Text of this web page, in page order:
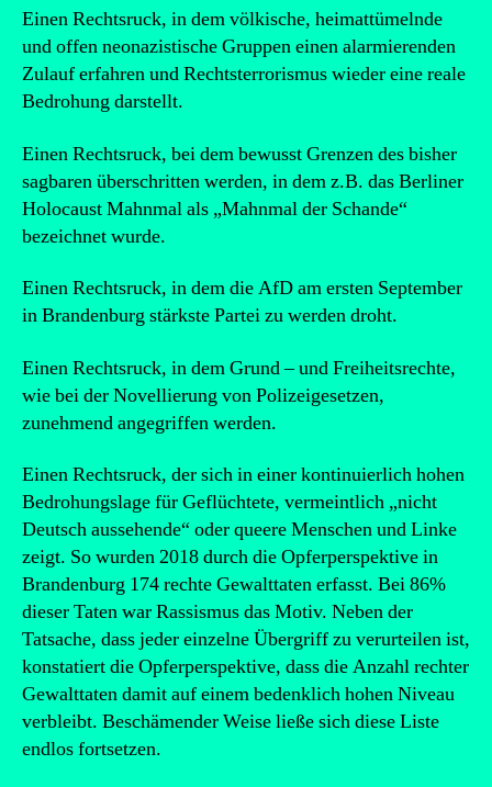
Einen Rechtsruck, in dem völkische, heimattümelnde
und offen neonazistische Gruppen einen alarmierenden
Zulauf erfahren und Rechtsterrorismus wieder eine reale
Bedrohung darstellt.
Einen Rechtsruck, bei dem bewusst Grenzen des bisher
sagbaren überschritten werden, in dem z.B. das Berliner
Holocaust Mahnmal als „Mahnmal der Schande“
bezeichnet wurde.
Einen Rechtsruck, in dem die AfD am ersten September
in Brandenburg stärkste Partei zu werden droht.
Einen Rechtsruck, in dem Grund – und Freiheitsrechte,
wie bei der Novellierung von Polizeigesetzen,
zunehmend angegriffen werden.
Einen Rechtsruck, der sich in einer kontinuierlich hohen
Bedrohungslage für Geflüchtete, vermeintlich „nicht
Deutsch aussehende“ oder queere Menschen und Linke
zeigt. So wurden 2018 durch die Opferperspektive in
Brandenburg 174 rechte Gewalttaten erfasst. Bei 86%
dieser Taten war Rassismus das Motiv. Neben der
Tatsache, dass jeder einzelne Übergriff zu verurteilen ist,
konstatiert die Opferperspektive, dass die Anzahl rechter
Gewalttaten damit auf einem bedenklich hohen Niveau
verbleibt. Beschämender Weise ließe sich diese Liste
endlos fortsetzen.